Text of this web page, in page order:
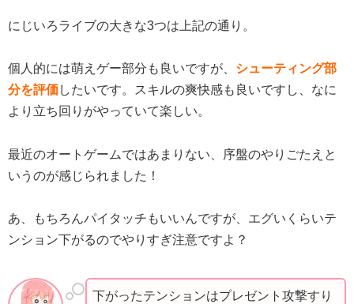
にじいろライブの大きな3つは上記の通り。
個人的には萌えゲー部分も良いですが、 シューティング部
分を評価 したいです。スキルの爽快感も良いですし、なに
より立ち回りがやっていて楽しい。
最近のオートゲームではあまりない、序盤のやりごたえと
いうのが感じられました！
あ、もちろんパイタッチもいいんですが、エグいくらいテ
ンション下がるのでやりすぎ注意ですよ？
下がったテンションはプレゼント攻撃すり